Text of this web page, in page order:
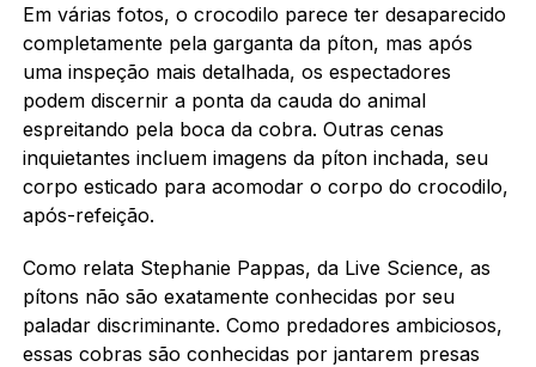
Em várias fotos, o crocodilo parece ter desaparecido
completamente pela garganta da píton, mas após
uma inspeção mais detalhada, os espectadores
podem discernir a ponta da cauda do animal
espreitando pela boca da cobra. Outras cenas
inquietantes incluem imagens da píton inchada, seu
corpo esticado para acomodar o corpo do crocodilo,
após-refeição.
Como relata Stephanie Pappas, da Live Science, as
pítons não são exatamente conhecidas por seu
paladar discriminante. Como predadores ambiciosos,
essas cobras são conhecidas por jantarem presas